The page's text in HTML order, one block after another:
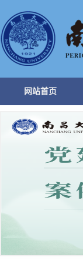
网站首页